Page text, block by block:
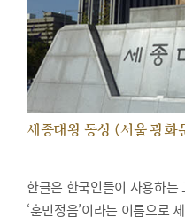
세종대왕 동상 (서울 광화
한글은 한국인들이 사용하는
‘훈민정음’이라는 이름으로